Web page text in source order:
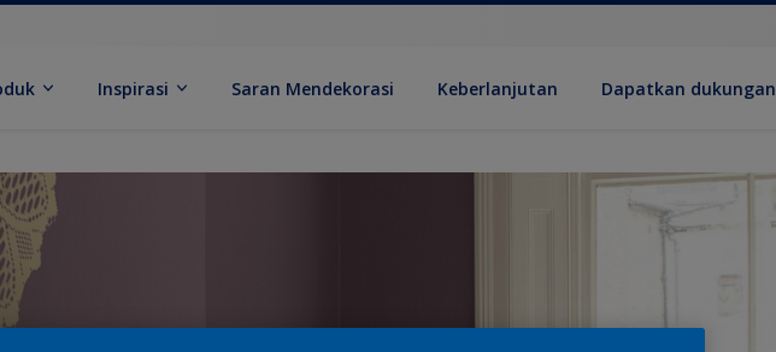
Inspirasi Saran Mendekorasi Keberlanjutan Dapatkan dukungan